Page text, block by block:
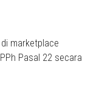
marketplace
Pasal 22 secara